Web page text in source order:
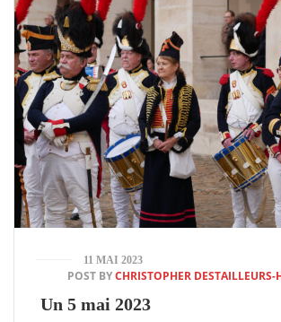
11 MAI 2023
POST BYCHRISTOPHER DESTAILLEURS-
Un 5 mai 2023